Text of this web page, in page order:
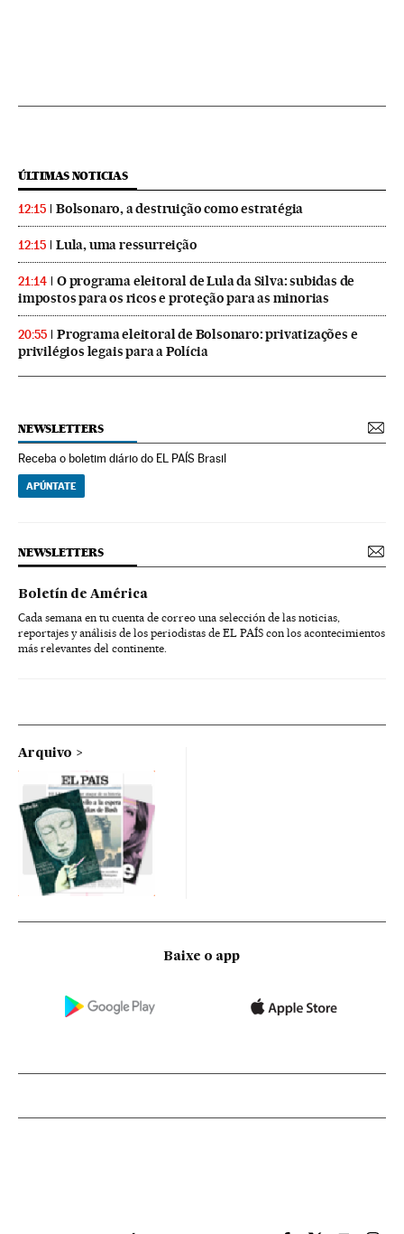
ÚLTIMAS NOTICIAS
12:15 Bolsonaro, a destruição como estratégia
12:15 Lula, uma ressurreição
21:14
O programa eleitoral de Lula da Silva: subidas de
impostos para os ricos e proteção para as minorias
20:55
Programa eleitoral de Bolsonaro: privatizações e
privilégios legais para a Polícia
NEWSLETTERS
Receba o boletim diário do EL PAÍS Brasil
APÚNTATE
NEWSLETTERS
Boletín de América
Cada semana en tu cuenta de correo una selección de las noticias,
reportajes y análisis de los periodistas de EL PAÍS con los acontecimientos
más relevantes del continente.
Arquivo
Baixe o app